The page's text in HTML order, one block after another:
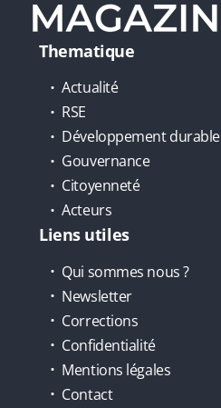
Thematique
Actualité
RSE
Développement durable
Gouvernance
Citoyenneté
Acteurs
Liens utiles
Qui sommes nous ?
Newsletter
Corrections
Confidentialité
Mentions légales
Contact